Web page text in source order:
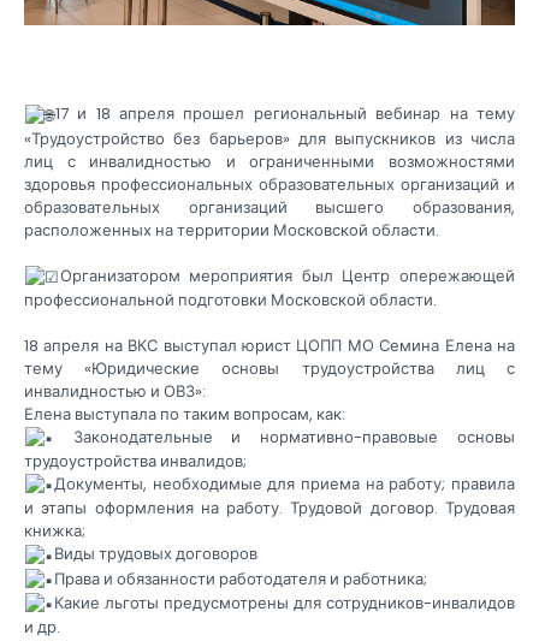
17 и 18 апреля прошел региональный вебинар на тему
«Трудоустройство без барьеров» для выпускников из числа
лиц с инвалидностью и ограниченными возможностями
здоровья профессиональных образовательных организаций и
образовательных организаций высшего образования,
расположенных на территории Московской области.
Организатором мероприятия был Центр опережающей
профессиональной подготовки Московской области.
18 апреля на ВКС выступал юрист ЦОПП МО Семина Елена на
тему «Юридические основы трудоустройства лиц с
инвалидностью и ОВЗ»:
Елена выступала по таким вопросам, как:
Законодательные и нормативно-правовые основы
трудоустройства инвалидов;
Документы, необходимые для приема на работу; правила
и этапы оформления на работу. Трудовой договор. Трудовая
книжка;
Виды трудовых договоров
Права и обязанности работодателя и работника;
Какие льготы предусмотрены для сотрудников-инвалидов
и др.